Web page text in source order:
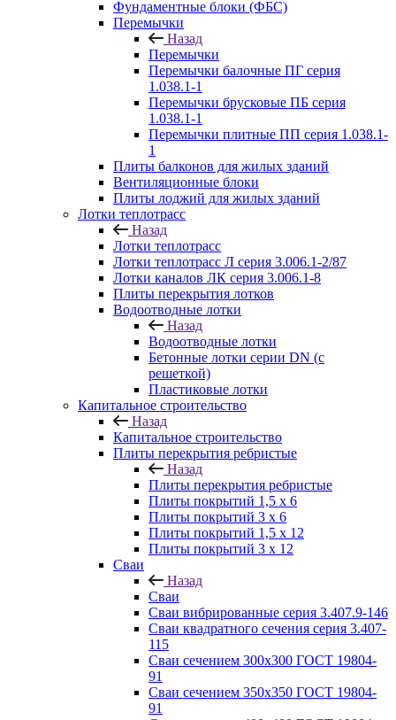
Фундаментные блоки (ФБС)
Перемычки
Назад
Перемычки
Перемычки балочные ПГ серия
1.038.1-1
Перемычки брусковые ПБ серия
1.038.1-1
Перемычки плитные ПП серия 1.038.1-
1
Плиты балконов для жилых зданий
Вентиляционные блоки
Плиты лоджий для жилых зданий
Лотки теплотрасс
Назад
Лотки теплотрасс
Лотки теплотрасс Л серия 3.006.1-2/87
Лотки каналов ЛК серия 3.006.1-8
Плиты перекрытия лотков
Водоотводные лотки
Назад
Водоотводные лотки
Бетонные лотки серии DN (с
решеткой)
Пластиковые лотки
Капитальное строительство
Назад
Капитальное строительство
Плиты перекрытия ребристые
Назад
Плиты перекрытия ребристые
Плиты покрытий 1,5 x 6
Плиты покрытий 3 x 6
Плиты покрытий 1,5 x 12
Плиты покрытий 3 x 12
Сваи
Назад
Сваи
Сваи вибрированные серия 3.407.9-146
Сваи квадратного сечения серия 3.407-
115
Сваи сечением 300х300 ГОСТ 19804-
91
Сваи сечением 350х350 ГОСТ 19804-
91